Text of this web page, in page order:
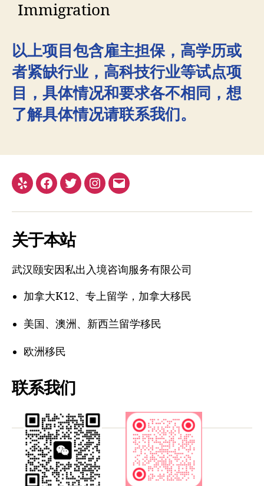
Immigration
以上项目包含雇主担保，高学历或
者紧缺行业，高科技行业等试点项
目，具体情况和要求各不相同，想
了解具体情况请联系我们。
Yelp Facebook
TwitterInstagram
电
址
关于本站
武汉颐安因私出入境咨询服务有限公司
加拿大K12、专上留学，加拿大移民
美国、澳洲、新西兰留学移民
欧洲移民
联系我们